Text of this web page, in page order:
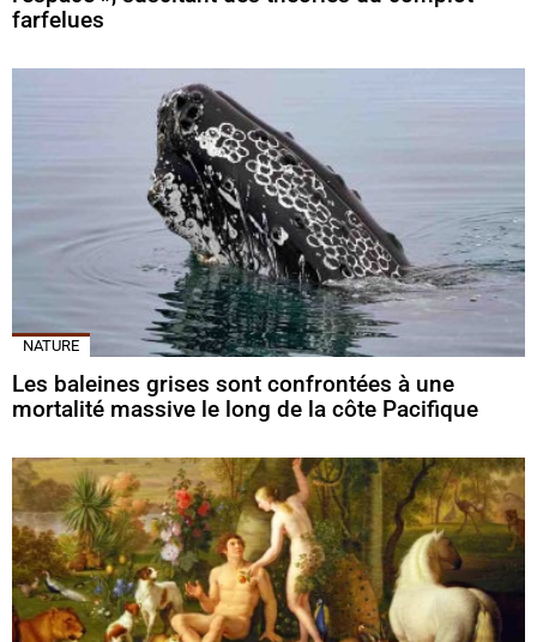
farfelues
NATURE
Les baleines grises sont confrontées à une
mortalité massive le long de la côte Pacifique